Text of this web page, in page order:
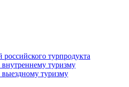
российского турпродукта
туризму
туризму